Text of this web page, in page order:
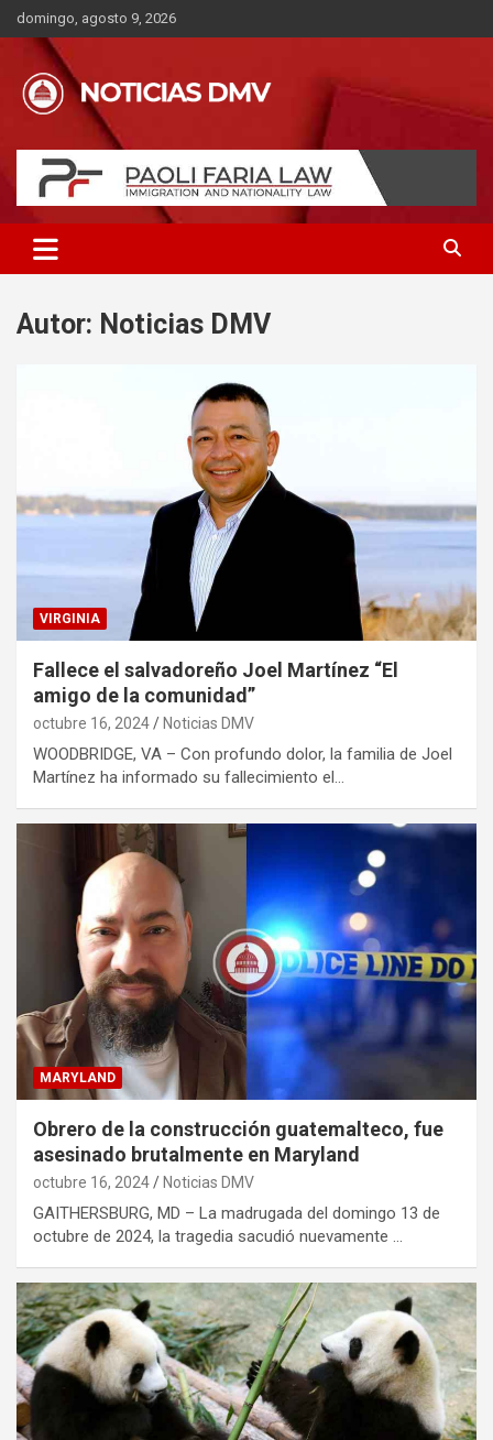
Saltar
al
contenido
domingo, agosto 9, 2026
Autor: Noticias DMV
VIRGINIA
Fallece el salvadoreño Joel Martínez “El
amigo de la comunidad”
octubre 16, 2024 Noticias DMV
WOODBRIDGE, VA – Con profundo dolor, la familia de Joel
Martínez ha informado su fallecimiento el…
MARYLAND
Obrero de la construcción guatemalteco, fue
asesinado brutalmente en Maryland
octubre 16, 2024 Noticias DMV
GAITHERSBURG, MD – La madrugada del domingo 13 de
octubre de 2024, la tragedia sacudió nuevamente …